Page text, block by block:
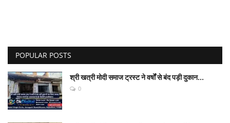
POPULAR POSTS
श्री खत्री मोदी समाज ट्रस्ट ने वर्षों से बंद पड़ी दुकान...
0